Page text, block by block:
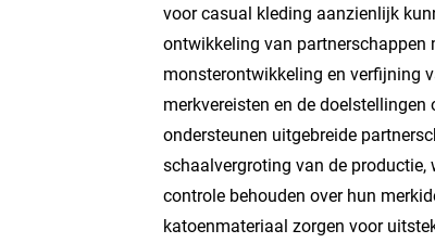
voor casual kleding aanzienlijk
ontwikkeling van
monsterontwikkeling en verfijning
merkvereisten en de
ondersteunen uitgebreide
schaalvergroting van de
controle behouden over hun
katoenmateriaal zorgen voor